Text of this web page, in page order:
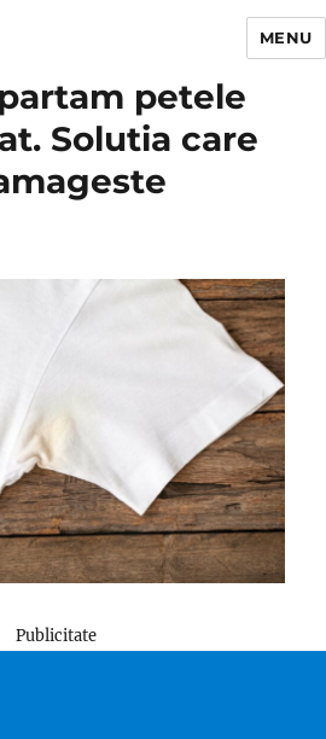
MENU
petele
Solutia care
Publicitate